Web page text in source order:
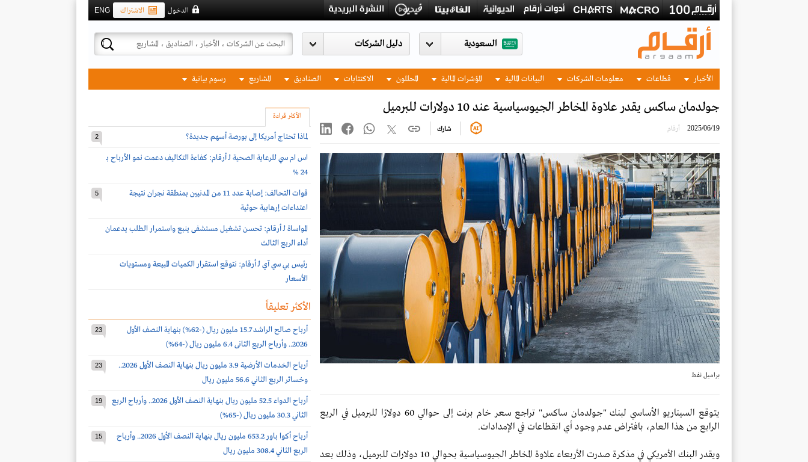
ENG الاشتراك الدخول
السعودية
الأخبار قطاعات معلومات الشركات البيانات المالية المؤشرات المالية المحللون الاكتتابات الصناديق المشاريع رسوم بيانية
جولدمان ساكس يقدر علاوة المخاطر الجيوسياسية عند 10 دولارات للبرميل
2025/06/19 أرقام شارك
براميل نفط
يتوقع السيناريو الأساسي لبنك "جولدمان ساكس" تراجع سعر خام برنت إلى حوالي 60 دولارًا للبرميل في الربع
الرابع من هذا العام، بافتراض عدم وجود أي انقطاعات في الإمدادات.
ويقدر البنك الأمريكي في مذكرة صدرت الأربعاء علاوة المخاطر الجيوسياسية بحوالي 10 دولارات للبرميل، وذلك بعد
الأكثر قراءة
لماذا تحتاج أمريكا إلى بورصة أسهم جديدة؟ 2
اس ام سي للرعاية الصحية لـ أرقام: كفاءة التكاليف دعمت نمو الأرباح بـ
24 %
قوات التحالف: إصابة عدد 11 من المدنيين بمنطقة نجران نتيجة
اعتداءات إرهابية حوثية
5
المواساة لـ أرقام: تحسن تشغيل مستشفى ينبع واستمرار الطلب يدعمان
أداء الربع الثالث
رئيس بي سي آي لـ أرقام: نتوقع استقرار الكميات المبيعة ومستويات
الأسعار
الأكثر تعليقاً
أرباح صالح الراشد 15.7 مليون ريال (-62%) بنهاية النصف الأول
2026.. وأرباح الربع الثانى 6.4 مليون ريال (-64%)
23
أرباح الخدمات الأرضية 3.9 مليون ريال بنهاية النصف الأول 2026..
وخسائر الربع الثاني 56.6 مليون ريال
23
أرباح الدواء 52.5 مليون ريال بنهاية النصف الأول 2026.. وأرباح الربع
الثاني 30.3 مليون ريال (-65%)
19
أرباح أكوا باور 653.2 مليون ريال بنهاية النصف الأول 2026.. وأرباح
الربع الثاني 308.4 مليون ريال
15